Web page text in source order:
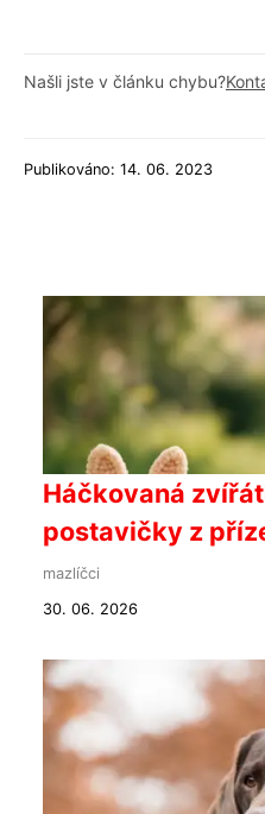
Našli jste v článku chybu?
Publikováno: 14. 06. 2023
Háčkovaná
postavičky z
mazlíčci
30. 06. 2026